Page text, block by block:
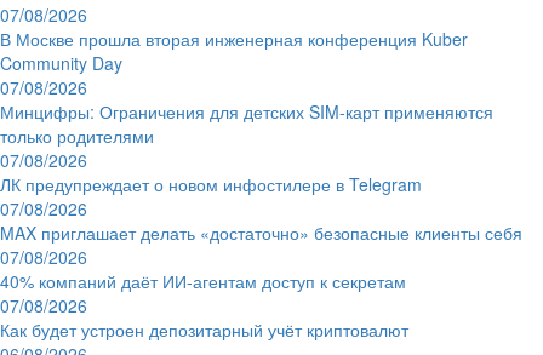
07/08/2026
В Москве прошла вторая инженерная конференция Kuber
Community Day
07/08/2026
Минцифры: Ограничения для детских SIM-карт применяются
только родителями
07/08/2026
ЛК предупреждает о новом инфостилере в Telegram
07/08/2026
MAX приглашает делать «достаточно» безопасные клиенты себя
07/08/2026
40% компаний даёт ИИ‑агентам доступ к секретам
07/08/2026
Как будет устроен депозитарный учёт криптовалют